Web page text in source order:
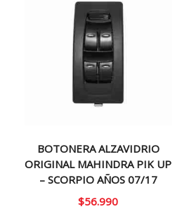
BOTONERA ALZAVIDRIO
ORIGINAL MAHINDRA PIK UP
– SCORPIO AÑOS 07/17
$56.990